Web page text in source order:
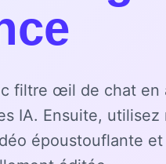
filtre œil de chat en
IA. Ensuite, utilisez
époustouflante et